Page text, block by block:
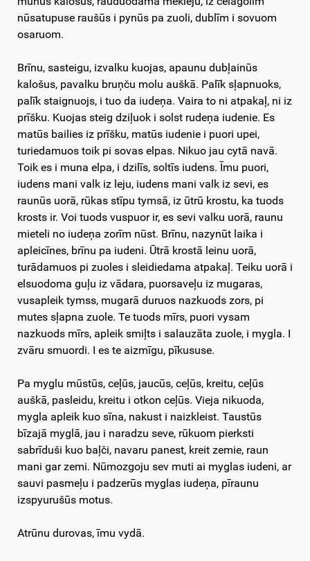
nūsatupuse raušūs i pynūs pa zuoli, dublīm i sovuom
osaruom.
Brīnu, sasteigu, izvalku kuojas, apaunu dubļainūs
kalošus, pavalku bruņču molu auškā. Palīk sļapnuoks,
palīk staignuojs, i tuo da iudeņa. Vaira to ni atpakaļ, ni iz
prīšku. Kuojas steig dziļuok i solst rudeņa iudenie. Es
matūs bailies iz prīšku, matūs iudenie i puori upei,
turiedamuos toik pi sovas elpas. Nikuo jau cytā navā.
Toik es i muna elpa, i dzilīs, soltīs iudens. Īmu puori,
iudens mani valk iz leju, iudens mani valk iz sevi, es
raunūs uorā, rūkas stīpu tymsā, iz ūtrū krostu, ka tuods
krosts ir. Voi tuods vuspuor ir, es sevi valku uorā, raunu
mieteli no iudeņa zorīm nūst. Brīnu, nazynūt laika i
apleicīnes, brīnu pa iudeni. Ūtrā krostā leinu uorā,
turādamuos pi zuoles i sleidiedama atpakaļ. Teiku uorā i
elsuodoma guļu iz vādara, puorsaveļu iz mugaras,
vusapleik tymss, mugarā duruos nazkuods zors, pi
mutes sļapna zuole. Te tuods mīrs, puori vysam
nazkuods mīrs, apleik smiļts i salauzāta zuole, i mygla. I
zvāru smuordi. I es te aizmīgu, pīkususe.
Pa myglu mūstūs, ceļūs, jaucūs, ceļūs, kreitu, ceļūs
auškā, pasleidu, kreitu i otkon ceļūs. Vieja nikuoda,
mygla apleik kuo sīna, nakust i naizkleist. Taustūs
bīzajā myglā, jau i naradzu seve, rūkuom pierksti
sabrīduši kuo baļči, navaru panest, kreit zemie, raun
mani gar zemi. Nūmozgoju sev muti ai myglas iudeni, ar
sauvi pasmeļu i padzerūs myglas iudeņa, pīraunu
izspyurušūs motus.
Atrūnu durovas, īmu vydā.